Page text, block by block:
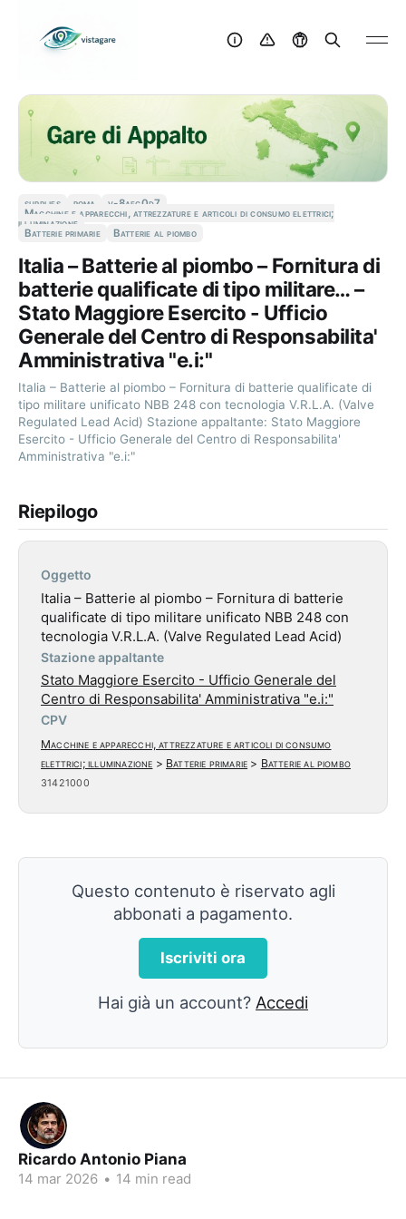
supplies roma v-8aec0d7
Macchine e apparecchi, attrezzature e articoli di consumo elettrici;
illuminazione
Batterie primarie Batterie al piombo
Italia – Batterie al piombo – Fornitura di
batterie qualificate di tipo militare… –
Stato Maggiore Esercito - Ufficio
Generale del Centro di Responsabilita'
Amministrativa "e.i:"
Italia – Batterie al piombo – Fornitura di batterie qualificate di
tipo militare unificato NBB 248 con tecnologia V.R.L.A. (Valve
Regulated Lead Acid) Stazione appaltante: Stato Maggiore
Esercito - Ufficio Generale del Centro di Responsabilita'
Amministrativa "e.i:"
Riepilogo
Oggetto
Italia – Batterie al piombo – Fornitura di batterie
qualificate di tipo militare unificato NBB 248 con
tecnologia V.R.L.A. (Valve Regulated Lead Acid)
Stazione appaltante
Stato Maggiore Esercito - Ufficio Generale del
Centro di Responsabilita' Amministrativa "e.i:"
CPV
Macchine e apparecchi, attrezzature e articoli di consumo
elettrici; illuminazione > Batterie primarie > Batterie al piombo
31421000
Questo contenuto è riservato agli
abbonati a pagamento.
Iscriviti ora
Hai già un account? Accedi
Ricardo Antonio Piana
14 mar 2026 • 14 min read